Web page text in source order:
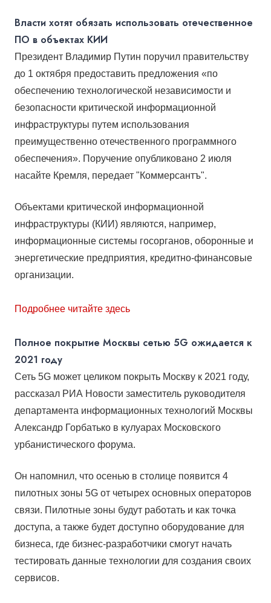
Власти хотят обязать использовать отечественное
ПО в объектах КИИ
Президент Владимир Путин поручил правительству
до 1 октября предоставить предложения «по
обеспечению технологической независимости и
безопасности критической информационной
инфраструктуры путем использования
преимущественно отечественного программного
обеспечения». Поручение опубликовано 2 июля
насайте Кремля, передает "Коммерсантъ".
Объектами критической информационной
инфраструктуры (КИИ) являются, например,
информационные системы госорганов, оборонные и
энергетические предприятия, кредитно-финансовые
организации.
Подробнее читайте здесь
Полное покрытие Москвы сетью 5G ожидается к
2021 году
Сеть 5G может целиком покрыть Москву к 2021 году,
рассказал РИА Новости заместитель руководителя
департамента информационных технологий Москвы
Александр Горбатько в кулуарах Московского
урбанистического форума.
Он напомнил, что осенью в столице появится 4
пилотных зоны 5G от четырех основных операторов
связи. П илотные зоны будут работать и как точка
доступа, а также будет доступно оборудование для
бизнеса, где бизнес-разработчики смогут начать
тестировать данные технологии для создания своих
сервисов.